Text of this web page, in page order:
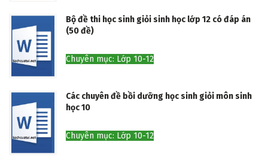
Bộ đề thi học sinh giỏi sinh học lớp 12 có đáp án
(50 đề)
Chuyên mục: Lớp 10-12
Các chuyên đề bồi dưỡng học sinh giỏi môn sinh
học 10
Chuyên mục: Lớp 10-12